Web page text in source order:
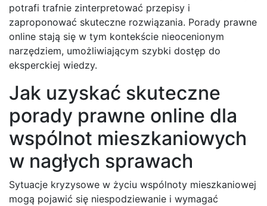
potrafi trafnie zinterpretować przepisy i
zaproponować skuteczne rozwiązania. Porady prawne
online stają się w tym kontekście nieocenionym
narzędziem, umożliwiającym szybki dostęp do
eksperckiej wiedzy.
Jak uzyskać skuteczne
porady prawne online dla
wspólnot mieszkaniowych
w nagłych sprawach
Sytuacje kryzysowe w życiu wspólnoty mieszkaniowej
mogą pojawić się niespodziewanie i wymagać